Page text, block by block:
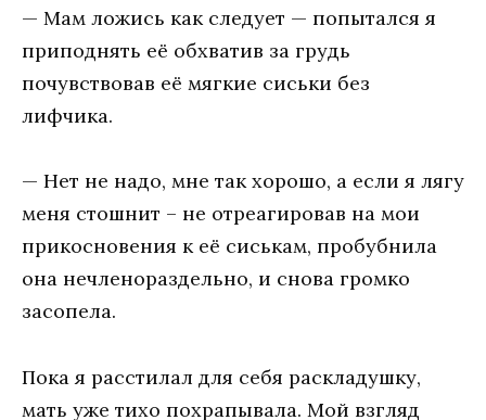
— Мам ложись как следует — попытался я
приподнять её обхватив за грудь
почувствовав её мягкие сиськи без
лифчика.
— Нет не надо, мне так хорошо, а если я лягу
меня стошнит – не отреагировав на мои
прикосновения к её сиськам, пробубнила
она нечленораздельно, и снова громко
засопела.
Пока я расстилал для себя раскладушку,
мать уже тихо похрапывала. Мой взгляд